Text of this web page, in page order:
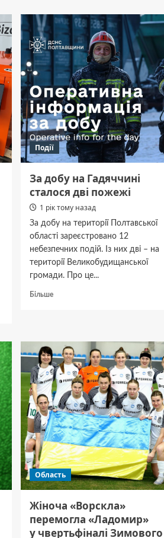
Роменська
громада
лідирує
за
виконанням
бюджету
січні
Події
За добу на Гадяччині
сталося дві пожежі
1 рік тому назад
За добу на території Полтавської
області зареєстровано 12
небезпечних подій. Із них дві – на
території Великобудищанської
громади. Про це...
БільшеДокладніше
Гадяччині
сталося
дві
пожежі
Область
Жіноча «Ворскла»
перемогла «Ладомир»
у чвертьфіналі Зимового